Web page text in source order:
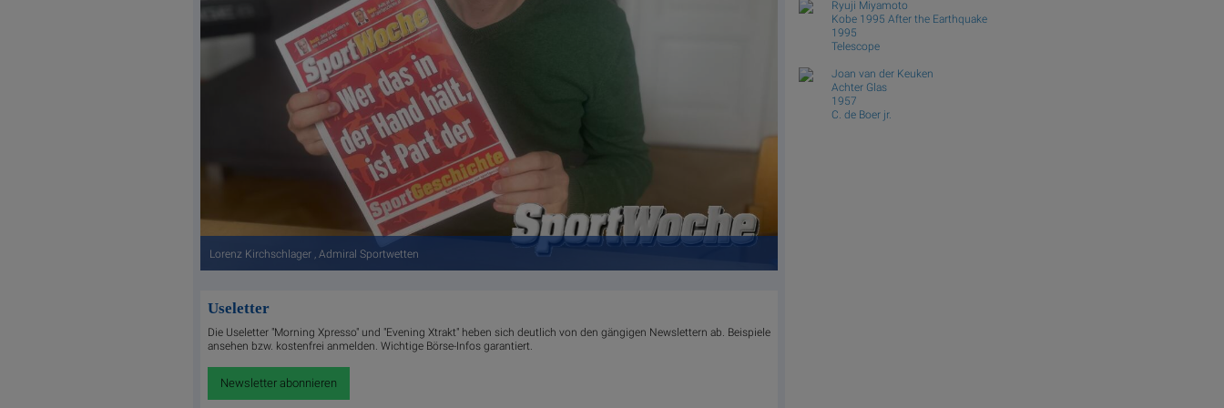
Lorenz Kirchschlager , Admiral Sportwetten
Useletter
Die Useletter "Morning Xpresso" und "Evening Xtrakt" heben sich deutlich von den gängigen Newslettern ab. Beispiele
ansehen bzw. kostenfrei anmelden. Wichtige Börse-Infos garantiert.
Newsletter abonnieren
Ryuji Miyamoto
Kobe 1995 After the Earthquake
1995
Telescope
Joan van der Keuken
Achter Glas
1957
C. de Boer jr.